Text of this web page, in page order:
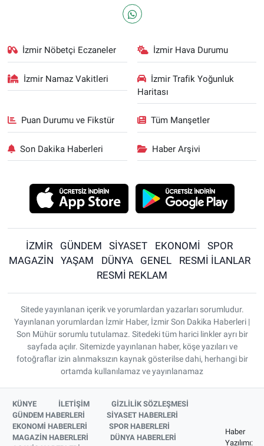
İzmir Nöbetçi Eczaneler İzmir Hava Durumu
İzmir Namaz Vakitleri
İzmir Trafik Yoğunluk
Haritası
Puan Durumu ve Fikstür Tüm Manşetler
Son Dakika Haberleri Haber Arşivi
İZMİR GÜNDEM SİYASET EKONOMİ
SPOR
MAGAZİN
YAŞAM DÜNYA GENEL
RESMİ İLANLAR
RESMİ REKLAM
Sitede yayınlanan içerik ve yorumlardan yazarları sorumludur.
Yayınlanan yorumlardan İzmir Haber, İzmir Son Dakika Haberleri |
Son Mühür sorumlu tutulamaz. Sitedeki tüm harici linkler ayrı bir
sayfada açılır. Sitemizde yayınlanan haber, köşe yazıları ve
fotoğraflar izin alınmaksızın kaynak gösterilse dahi, herhangi bir
ortamda kullanılamaz ve yayınlanamaz
KÜNYE İLETİŞİM
GİZLİLİK SÖZLEŞMESİ
GÜNDEM HABERLERİ
SİYASET HABERLERİ
EKONOMİ HABERLERİ
SPOR HABERLERİ
MAGAZİN HABERLERİ
DÜNYA HABERLERİ
Haber
Yazılımı: